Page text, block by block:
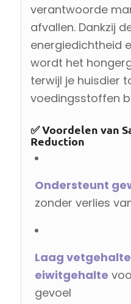
verantwoorde
afvallen. Dankzij
energiedichtheid
wordt het
terwijl je huisdier
voedingsstoffen
✅Voordelen van
Reduction
Ondersteunt
zonder verlies
Laag
eiwitgehalte
gevoel